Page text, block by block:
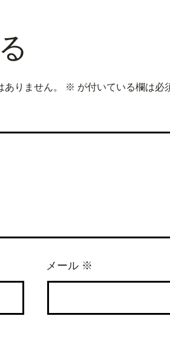
りません。 ※ が付いている欄は必
メール ※